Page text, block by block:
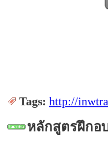
Tags: http://
หลักสูตรฝึกอ